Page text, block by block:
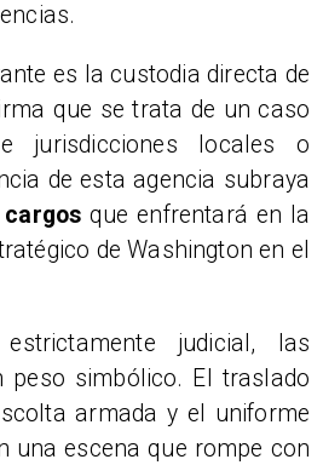
es la custodia directa de
que se trata de un caso
jurisdicciones locales o
de esta agencia subraya
que enfrentará en la
de Washington en el
judicial, las
peso simbólico. El traslado
armada y el uniforme
una escena que rompe con